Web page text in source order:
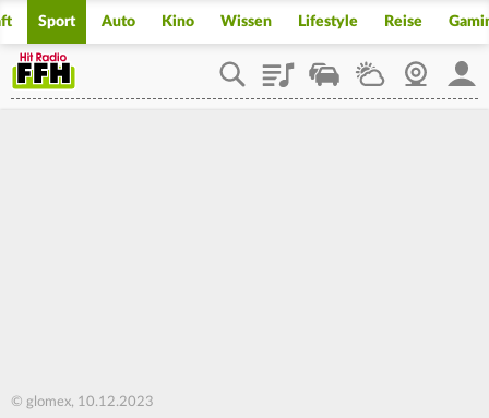
Sport Auto Kino Wissen Lifestyle Reise
PlaylistStaupilotWetterWebcam
© glomex, 10.12.2023